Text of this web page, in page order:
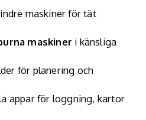
maskiner för tät
maskiner i känsliga
för planering och
appar för loggning, kartor